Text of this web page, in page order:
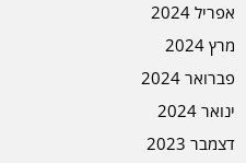
אפריל 2024
מרץ 2024
פברואר 2024
ינואר 2024
דצמבר 2023